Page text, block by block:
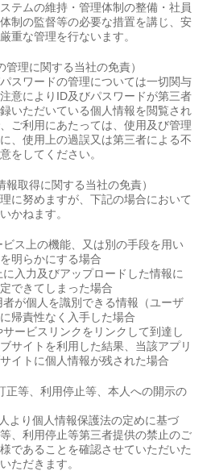
テムの維持・管理体制の整備・社員
制の監督等の必要な措置を講じ、安
重な管理を行ないます。
理に関する当社の免責）
スワードの管理については一切関与
意によりID及びパスワードが第三者
いただいている個人情報を閲覧され
ご利用にあたっては、使用及び管理
、使用上の過誤又は第三者による不
をしてください。
取得に関する当社の免責）
に努めますが、下記の場合において
かねます。
ス上の機能、又は別の手段を用い
明らかにする場合
入力及びアップロードした情報に
できてしまった場合
が個人を識別できる情報（ユーザ
帰責性なく入手した場合
ービスリンクをリンクして到達し
サイトを利用した結果、当該アプリ
イトに個人情報が残された場合
正等、利用停止等、本人への開示の
より個人情報保護法の定めに基づ
、利用停止等第三者提供の禁止のご
であることを確認させていただいた
ただきます。